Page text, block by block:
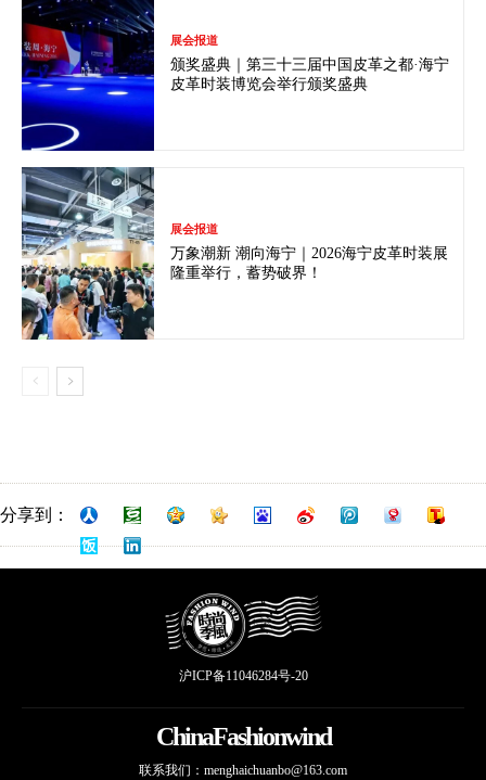
展会报道
颁奖盛典｜第三十三届中国皮革之都·海宁
皮革时装博览会举行颁奖盛典
展会报道
万象潮新 潮向海宁｜2026海宁皮革时装展
隆重举行，蓄势破界！
分享到：
沪ICP备11046284号-20
ChinaFashionwind
联系我们： menghaichuanbo@163.com